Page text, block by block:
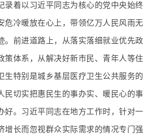
录着以习近平同志为核心的党中央始终
危冷暖放在心上，带领亿万人民风雨无
。前进道路上，从落实落细就业优先政
策体系，从解决好新市民、青年人等住
生特别是城乡基层医疗卫生公共服务的
民切实把惠民生的事办实、暖民心的事
好。习近平同志在地方工作时，针对一
增长而忽视群众实际需求的情况专门强